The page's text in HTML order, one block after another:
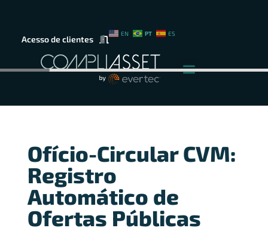
Acesso de clientes
EN PT ES
Ofício-Circular CVM:
Registro
Automático de
Ofertas Públicas